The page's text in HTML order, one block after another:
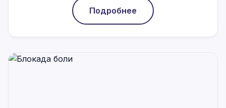
Подробнее